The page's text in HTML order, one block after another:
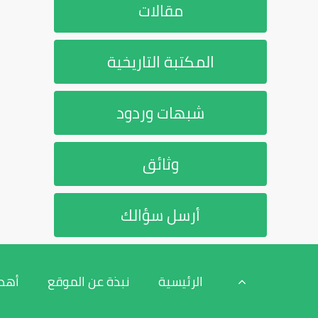
مقالات
المكتبة التاريخية
شبهات وردود
وثائق
أرسل سؤالك
الرئيسية نبذة عن الموقع